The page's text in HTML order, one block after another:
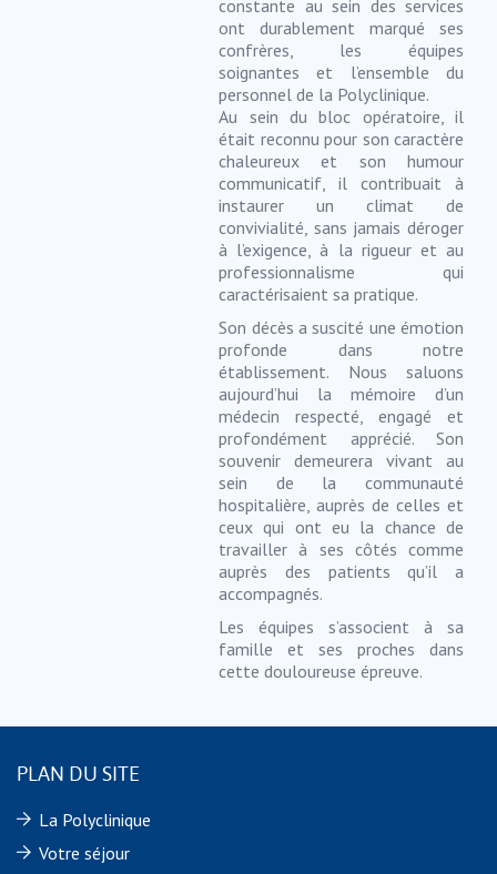
constante au sein des services
ont durablement marqué ses
confrères, les équipes
soignantes et l’ensemble du
personnel de la Polyclinique.
Au sein du bloc opératoire, il
était reconnu pour son caractère
chaleureux et son humour
communicatif, il contribuait à
instaurer un climat de
convivialité, sans jamais déroger
à l’exigence, à la rigueur et au
professionnalisme qui
caractérisaient sa pratique.
Son décès a suscité une émotion
profonde dans notre
établissement. Nous saluons
aujourd’hui la mémoire d’un
médecin respecté, engagé et
profondément apprécié. Son
souvenir demeurera vivant au
sein de la communauté
hospitalière, auprès de celles et
ceux qui ont eu la chance de
travailler à ses côtés comme
auprès des patients qu’il a
accompagnés.
Les équipes s’associent à sa
famille et ses proches dans
cette douloureuse épreuve.
PLAN DU SITE
La Polyclinique
Votre séjour